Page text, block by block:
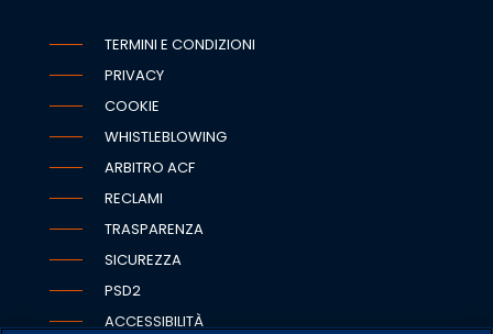
TERMINI E CONDIZIONI
PRIVACY
COOKIE
WHISTLEBLOWING
ARBITRO ACF
RECLAMI
TRASPARENZA
SICUREZZA
PSD2
ACCESSIBILITÀ